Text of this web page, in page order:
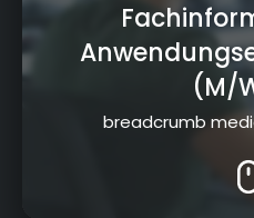
(M/
breadcrumb